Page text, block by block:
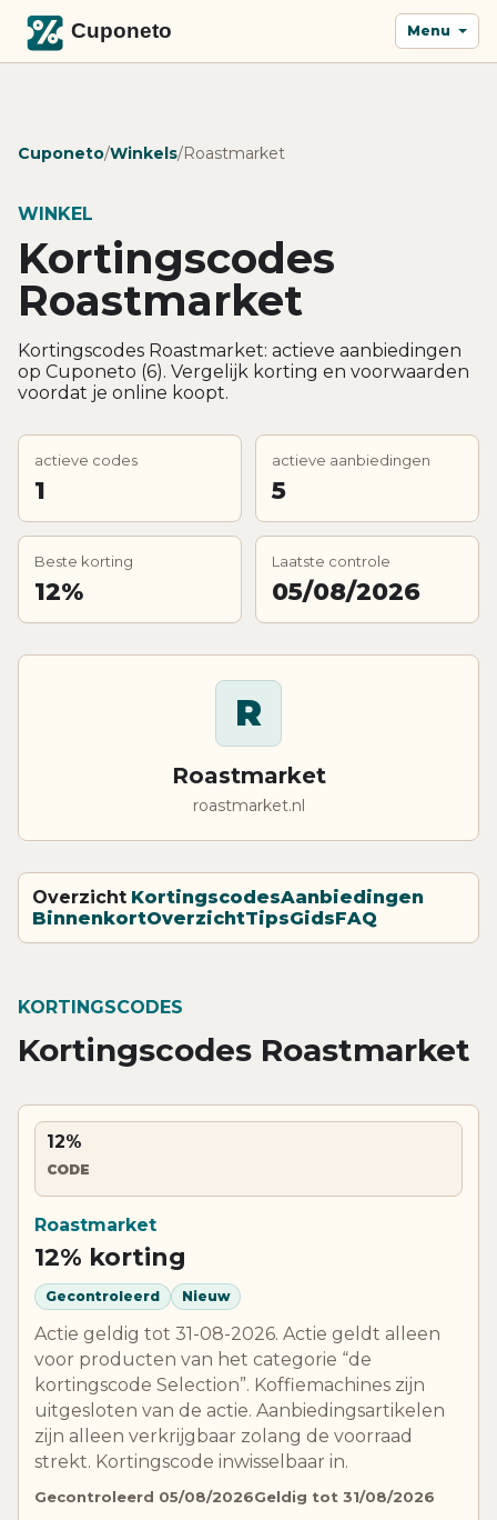
Menu
Cuponeto/Winkels/Roastmarket
WINKEL
Kortingscodes
Roastmarket
Kortingscodes Roastmarket: actieve aanbiedingen
op Cuponeto (6). Vergelijk korting en voorwaarden
voordat je online koopt.
actieve codes
1
actieve aanbiedingen
5
Beste korting
12%
Laatste controle
05/08/2026
R
Roastmarket
roastmarket.nl
Overzicht KortingscodesAanbiedingen
BinnenkortOverzichtTipsGidsFAQ
KORTINGSCODES
Kortingscodes Roastmarket
12%
CODE
Roastmarket
12% korting
Gecontroleerd Nieuw
Actie geldig tot 31-08-2026. Actie geldt alleen
voor producten van het categorie “de
kortingscode Selection”. Koffiemachines zijn
uitgesloten van de actie. Aanbiedingsartikelen
zijn alleen verkrijgbaar zolang de voorraad
strekt. Kortingscode inwisselbaar in.
Gecontroleerd 05/08/2026Geldig tot 31/08/2026